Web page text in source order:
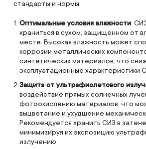
стандарты и нормы.
Оптимальные условия влажности:
храниться в сухом, защищенном от
месте. Высокая влажность может
коррозии металлических
синтетических материалов, что
эксплуатационные характеристики
Защита от ультрафиолетового
воздействие прямых солнечных
фотоокислению материалов, что
выцветание и ухудшение
Рекомендуется хранить СИЗ в
минимизируя их экспозицию
излучению.